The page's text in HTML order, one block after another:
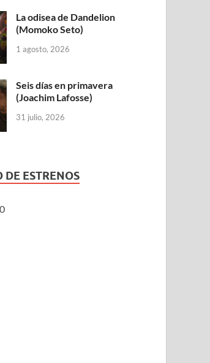
La odisea de Dandelion
(Momoko Seto)
1 agosto, 2026
Seis días en primavera
(Joachim Lafosse)
31 julio, 2026
ESTRENOS
0